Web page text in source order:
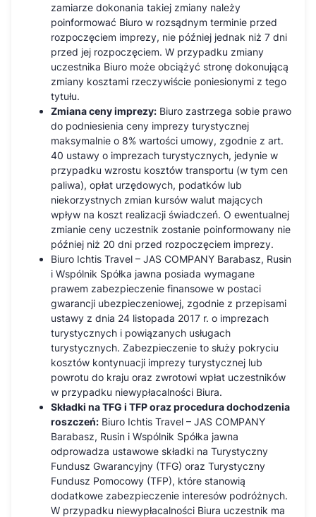
zamiarze dokonania takiej zmiany należy
poinformować Biuro w rozsądnym terminie przed
rozpoczęciem imprezy, nie później jednak niż 7 dni
przed jej rozpoczęciem. W przypadku zmiany
uczestnika Biuro może obciążyć stronę dokonującą
zmiany kosztami rzeczywiście poniesionymi z tego
tytułu.
Zmiana ceny imprezy: Biuro zastrzega sobie prawo
do podniesienia ceny imprezy turystycznej
maksymalnie o 8% wartości umowy, zgodnie z art.
40 ustawy o imprezach turystycznych, jedynie w
przypadku wzrostu kosztów transportu (w tym cen
paliwa), opłat urzędowych, podatków lub
niekorzystnych zmian kursów walut mających
wpływ na koszt realizacji świadczeń. O ewentualnej
zmianie ceny uczestnik zostanie poinformowany nie
później niż 20 dni przed rozpoczęciem imprezy.
Biuro Ichtis Travel – JAS COMPANY Barabasz, Rusin
i Wspólnik Spółka jawna posiada wymagane
prawem zabezpieczenie finansowe w postaci
gwarancji ubezpieczeniowej, zgodnie z przepisami
ustawy z dnia 24 listopada 2017 r. o imprezach
turystycznych i powiązanych usługach
turystycznych. Zabezpieczenie to służy pokryciu
kosztów kontynuacji imprezy turystycznej lub
powrotu do kraju oraz zwrotowi wpłat uczestników
w przypadku niewypłacalności Biura.
Składki na TFG i TFP oraz procedura dochodzenia
roszczeń: Biuro Ichtis Travel – JAS COMPANY
Barabasz, Rusin i Wspólnik Spółka jawna
odprowadza ustawowe składki na Turystyczny
Fundusz Gwarancyjny (TFG) oraz Turystyczny
Fundusz Pomocowy (TFP), które stanowią
dodatkowe zabezpieczenie interesów podróżnych.
W przypadku niewypłacalności Biura uczestnik ma